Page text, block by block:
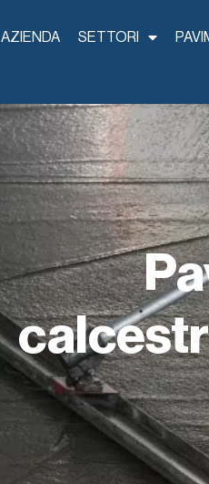
AZIENDA SETTORI